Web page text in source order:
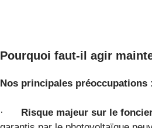
Pourquoi faut-il agir
Nos principales préoccupations :
· Risque majeur sur le